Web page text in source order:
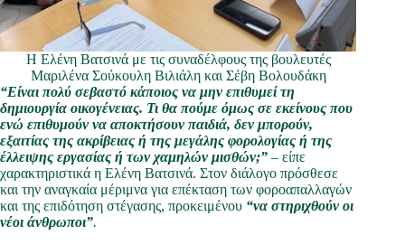
Η Ελένη Βατσινά με τις συναδέλφους της βουλευτές
Μαριλένα Σούκουλη Βιλιάλη και Σέβη Βολουδάκη
“Είναι πολύ σεβαστό κάποιος να μην επιθυμεί τη
δημιουργία οικογένειας. Τι θα πούμε όμως σε εκείνους που
ενώ επιθυμούν να αποκτήσουν παιδιά, δεν μπορούν,
εξαιτίας της ακρίβειας ή της μεγάλης φορολογίας ή της
έλλειψης εργασίας ή των χαμηλών μισθών;” – είπε
χαρακτηριστικά η Ελένη Βατσινά. Στον διάλογο πρόσθεσε
και την αναγκαία μέριμνα για επέκταση των φοροαπαλλαγών
και της επιδότηση στέγασης, προκειμένου “να στηριχθούν οι
νέοι άνθρωποι”.